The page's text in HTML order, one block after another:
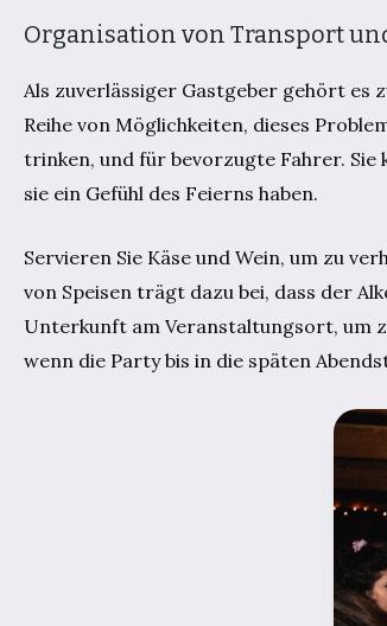
Organisation von Transport
Als zuverlässiger Gastgeber gehört es
Reihe von Möglichkeiten, dieses
trinken, und für bevorzugte Fahrer. Sie
sie ein Gefühl des Feierns haben.
Servieren Sie Käse und Wein, um zu
von Speisen trägt dazu bei, dass der
Unterkunft am Veranstaltungsort, um
wenn die Party bis in die späten